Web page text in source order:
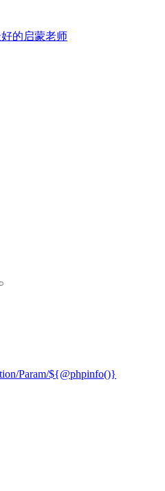
的启蒙老师
Param/${@phpinfo()}